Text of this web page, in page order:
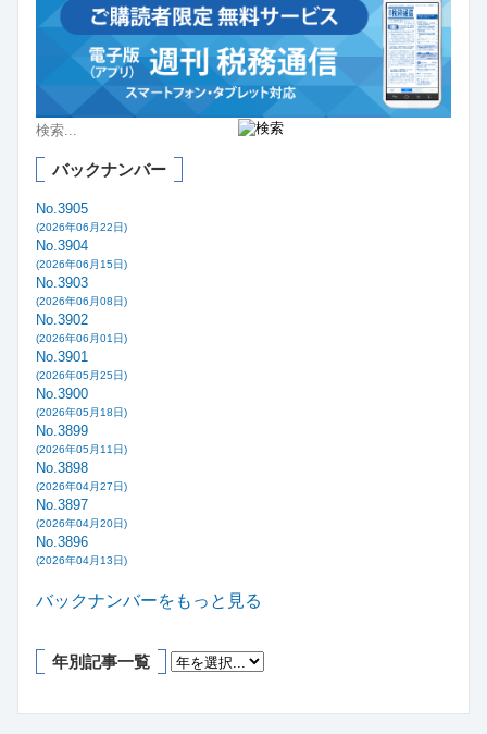
バックナンバー
No.3905
(2026年06月22日)
No.3904
(2026年06月15日)
No.3903
(2026年06月08日)
No.3902
(2026年06月01日)
No.3901
(2026年05月25日)
No.3900
(2026年05月18日)
No.3899
(2026年05月11日)
No.3898
(2026年04月27日)
No.3897
(2026年04月20日)
No.3896
(2026年04月13日)
バックナンバーをもっと見る
年別記事一覧